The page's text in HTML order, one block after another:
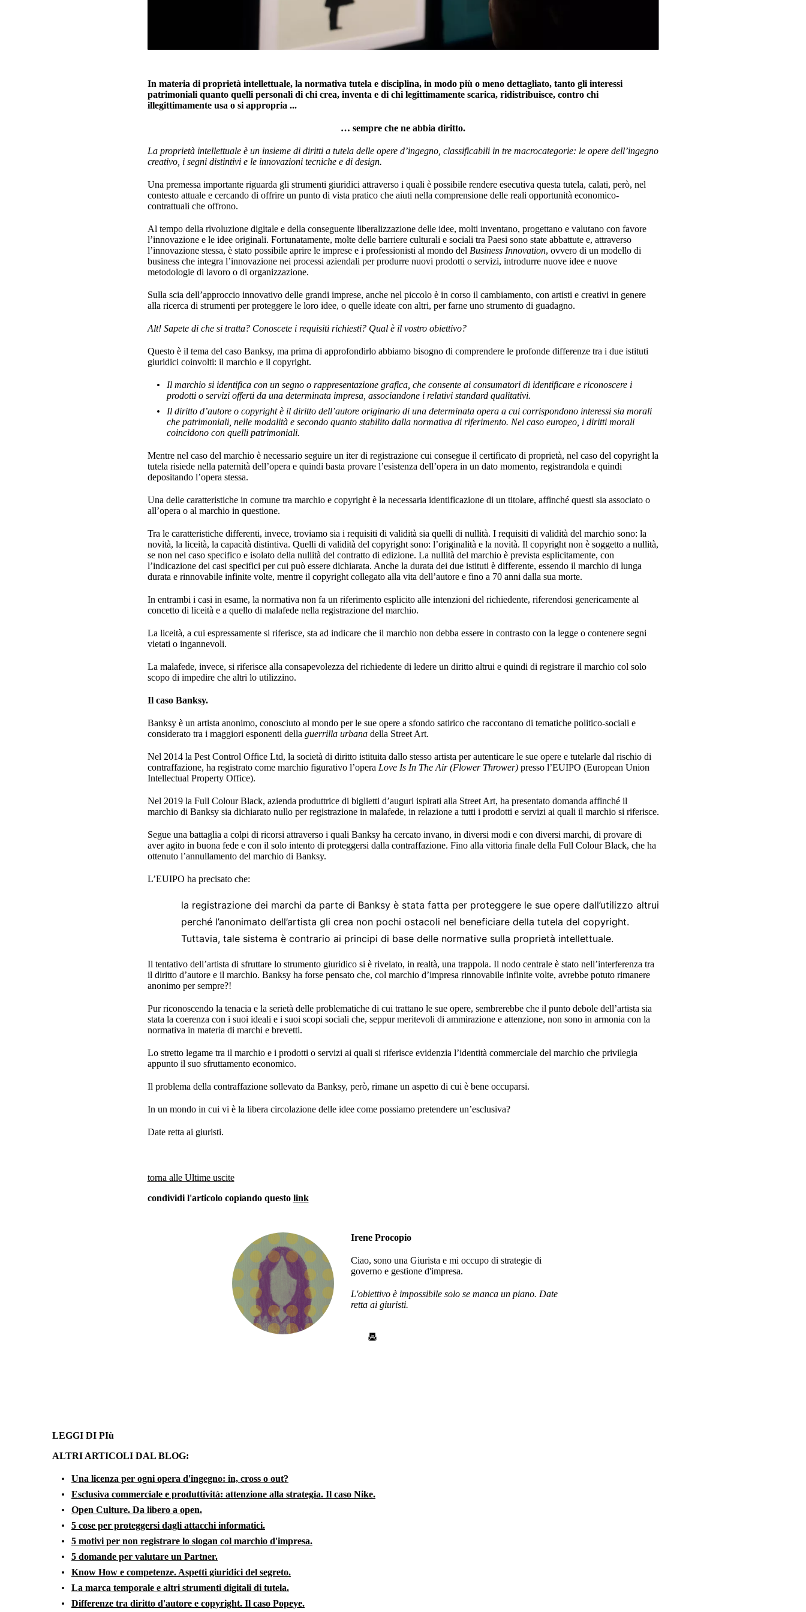
In materia di proprietà intellettuale, la normativa tutela e disciplina, in modo più o meno dettagliato, tanto gli interessi
patrimoniali quanto quelli personali di chi crea, inventa e di chi legittimamente scarica, ridistribuisce, contro chi
illegittimamente usa o si appropria ...
… sempre che ne abbia diritto.
La proprietà intellettuale è un insieme di diritti a tutela delle opere d’ingegno, classificabili in tre macrocategorie: le opere dell’ingegno
creativo, i segni distintivi e le innovazioni tecniche e di design.
Una premessa importante riguarda gli strumenti giuridici attraverso i quali è possibile rendere esecutiva questa tutela, calati, però, nel
contesto attuale e cercando di offrire un punto di vista pratico che aiuti nella comprensione delle reali opportunità economico-
contrattuali che offrono.
Al tempo della rivoluzione digitale e della conseguente liberalizzazione delle idee, molti inventano, progettano e valutano con favore
l’innovazione e le idee originali. Fortunatamente, molte delle barriere culturali e sociali tra Paesi sono state abbattute e, attraverso
l’innovazione stessa, è stato possibile aprire le imprese e i professionisti al mondo del Business Innovation, ovvero di un modello di
business che integra l’innovazione nei processi aziendali per produrre nuovi prodotti o servizi, introdurre nuove idee e nuove
metodologie di lavoro o di organizzazione.
Sulla scia dell’approccio innovativo delle grandi imprese, anche nel piccolo è in corso il cambiamento, con artisti e creativi in genere
alla ricerca di strumenti per proteggere le loro idee, o quelle ideate con altri, per farne uno strumento di guadagno.
Alt! Sapete di che si tratta? Conoscete i requisiti richiesti? Qual è il vostro obiettivo?
Questo è il tema del caso Banksy, ma prima di approfondirlo abbiamo bisogno di comprendere le profonde differenze tra i due istituti
giuridici coinvolti: il marchio e il copyright.
Il marchio si identifica con un segno o rappresentazione grafica, che consente ai consumatori di identificare e riconoscere i
prodotti o servizi offerti da una determinata impresa, associandone i relativi standard qualitativi.
Il diritto d’autore o copyright è il diritto dell’autore originario di una determinata opera a cui corrispondono interessi sia morali
che patrimoniali, nelle modalità e secondo quanto stabilito dalla normativa di riferimento. Nel caso europeo, i diritti morali
coincidono con quelli patrimoniali.
Mentre nel caso del marchio è necessario seguire un iter di registrazione cui consegue il certificato di proprietà, nel caso del copyright la
tutela risiede nella paternità dell’opera e quindi basta provare l’esistenza dell’opera in un dato momento, registrandola e quindi
depositando l’opera stessa.
Una delle caratteristiche in comune tra marchio e copyright è la necessaria identificazione di un titolare, affinché questi sia associato o
all’opera o al marchio in questione.
Tra le caratteristiche differenti, invece, troviamo sia i requisiti di validità sia quelli di nullità. I requisiti di validità del marchio sono: la
novità, la liceità, la capacità distintiva. Quelli di validità del copyright sono: l’originalità e la novità. Il copyright non è soggetto a nullità,
se non nel caso specifico e isolato della nullità del contratto di edizione. La nullità del marchio è prevista esplicitamente, con
l’indicazione dei casi specifici per cui può essere dichiarata. Anche la durata dei due istituti è differente, essendo il marchio di lunga
durata e rinnovabile infinite volte, mentre il copyright collegato alla vita dell’autore e fino a 70 anni dalla sua morte.
In entrambi i casi in esame, la normativa non fa un riferimento esplicito alle intenzioni del richiedente, riferendosi genericamente al
concetto di liceità e a quello di malafede nella registrazione del marchio.
La liceità, a cui espressamente si riferisce, sta ad indicare che il marchio non debba essere in contrasto con la legge o contenere segni
vietati o ingannevoli.
La malafede, invece, si riferisce alla consapevolezza del richiedente di ledere un diritto altrui e quindi di registrare il marchio col solo
scopo di impedire che altri lo utilizzino.
Il caso Banksy.
Banksy è un artista anonimo, conosciuto al mondo per le sue opere a sfondo satirico che raccontano di tematiche politico-sociali e
considerato tra i maggiori esponenti della guerrilla urbanadella Street Art.
Nel 2014 la Pest Control Office Ltd, la società di diritto istituita dallo stesso artista per autenticare le sue opere e tutelarle dal rischio di
contraffazione, ha registrato come marchio figurativo l’opera Love Is In The Air (Flower Thrower) presso l’EUIPO (European Union
Intellectual Property Office).
Nel 2019 la Full Colour Black, azienda produttrice di biglietti d’auguri ispirati alla Street Art, ha presentato domanda affinché il
marchio di Banksy sia dichiarato nullo per registrazione in malafede, in relazione a tutti i prodotti e servizi ai quali il marchio si riferisce.
Segue una battaglia a colpi di ricorsi attraverso i quali Banksy ha cercato invano, in diversi modi e con diversi marchi, di provare di
aver agito in buona fede e con il solo intento di proteggersi dalla contraffazione. Fino alla vittoria finale della Full Colour Black, che ha
ottenuto l’annullamento del marchio di Banksy.
L’EUIPO ha precisato che:
la registrazione dei marchi da parte di Banksy è stata fatta per proteggere le sue opere dall’utilizzo altrui
perché l’anonimato dell’artista gli crea non pochi ostacoli nel beneficiare della tutela del copyright.
Tuttavia, tale sistema è contrario ai principi di base delle normative sulla proprietà intellettuale.
Il tentativo dell’artista di sfruttare lo strumento giuridico si è rivelato, in realtà, una trappola. Il nodo centrale è stato nell’interferenza tra
il diritto d’autore e il marchio. Banksy ha forse pensato che, col marchio d’impresa rinnovabile infinite volte, avrebbe potuto rimanere
anonimo per sempre?!
Pur riconoscendo la tenacia e la serietà delle problematiche di cui trattano le sue opere, sembrerebbe che il punto debole dell’artista sia
stata la coerenza con i suoi ideali e i suoi scopi sociali che, seppur meritevoli di ammirazione e attenzione, non sono in armonia con la
normativa in materia di marchi e brevetti.
Lo stretto legame tra il marchio e i prodotti o servizi ai quali si riferisce evidenzia l’identità commerciale del marchio che privilegia
appunto il suo sfruttamento economico.
Il problema della contraffazione sollevato da Banksy, però, rimane un aspetto di cui è bene occuparsi.
In un mondo in cui vi è la libera circolazione delle idee come possiamo pretendere un’esclusiva?
Date retta ai giuristi.
torna alle Ultime uscite
condividi l'articolo copiando questo link
Irene Procopio
Ciao, sono una Giurista e mi occupo di strategie di
governo e gestione d'impresa.
L'obiettivo è impossibile solo se manca un piano. Date
retta ai giuristi.
LEGGI DI PIù
ALTRI ARTICOLI DAL BLOG:
Una licenza per ogni opera d'ingegno: in, cross o out?
Esclusiva commerciale e produttività: attenzione alla strategia. Il caso Nike.
Open Culture. Da libero a open.
5 cose per proteggersi dagli attacchi informatici.
5 motivi per non registrare lo slogan col marchio d'impresa.
5 domande per valutare un Partner.
Know How e competenze. Aspetti giuridici del segreto.
La marca temporale e altri strumenti digitali di tutela.
Differenze tra diritto d'autore e copyright. Il caso Popeye.